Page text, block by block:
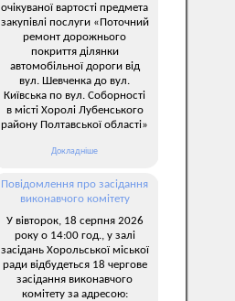
очікуваної вартості предмета
закупівлі послуги «Поточний
ремонт дорожнього
покриття ділянки
автомобільної дороги від
вул. Шевченка до вул.
Київська по вул. Соборності
в місті Хоролі Лубенського
району Полтавської області»
Докладніше
Повідомлення про засідання
виконавчого комітету
У вівторок, 18 серпня 2026
року о 14:00 год., у залі
засідань Хорольської міської
ради відбудеться 18 чергове
засідання виконавчого
комітету за адресою: